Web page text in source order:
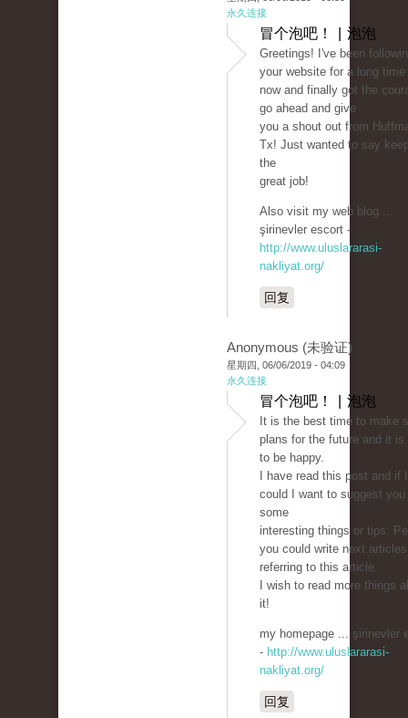
永久连接
冒个泡吧！ | 泡泡
Greetings! I've been
your website for a long time
now and finally got the
go ahead and give
you a shout out from
Tx! Just wanted to say
the
great job!
Also visit my web blog ...
şirinevler escort -
http://www.uluslararasi-
nakliyat.org/
回复
Anonymous (未验证)
星期四, 06/06/2019 - 04:09
永久连接
冒个泡吧！ | 泡泡
It is the best time to make
plans for the future and it is
to be happy.
I have read this post and if I
could I want to suggest you
some
interesting things or tips.
you could write next articles
referring to this article.
I wish to read more things
it!
my homepage ... şirinevler
- http://www.uluslararasi-
nakliyat.org/
回复